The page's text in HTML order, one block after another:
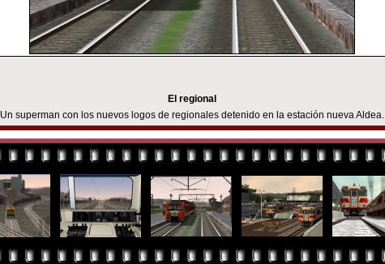
El regional
Un superman con los nuevos logos de regionales detenido en la estación nueva Aldea.